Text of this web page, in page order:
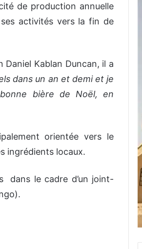
de production annuelle
activités vers la fin de
Daniel Kablan Duncan, il a
dans un an et demi et je
bière de Noël, en
orientée vers le
ingrédients locaux.
dans le cadre d’un joint-